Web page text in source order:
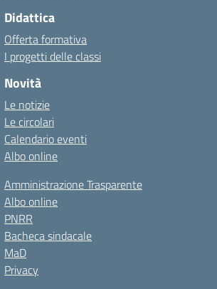
Didattica
Offerta formativa
I progetti delle classi
Novità
Le notizie
Le circolari
Calendario eventi
Albo online
Amministrazione Trasparente
Albo online
PNRR
Bacheca sindacale
MaD
Privacy